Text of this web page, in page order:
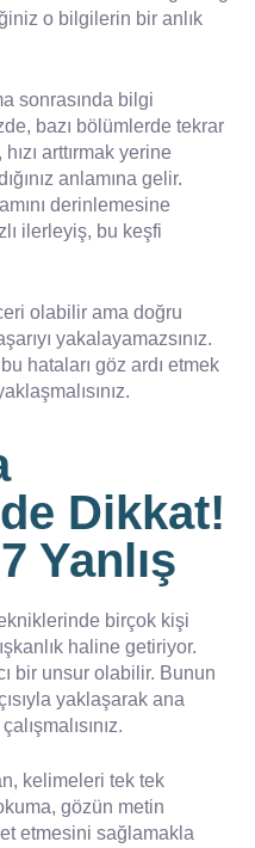
o bilgilerin bir anlık
sonrasında bilgi
bazı bölümlerde tekrar
arttırmak yerine
anlamına gelir.
derinlemesine
ilerleyiş, bu keşfi
olabilir ama doğru
yakalayamazsınız.
hataları göz ardı etmek
Dikkat!
Yanlış
birçok kişi
haline getiriyor.
bir unsur olabilir. Bunun
yaklaşarak ana
kelimeleri tek tek
gözün metin
etmesini sağlamakla